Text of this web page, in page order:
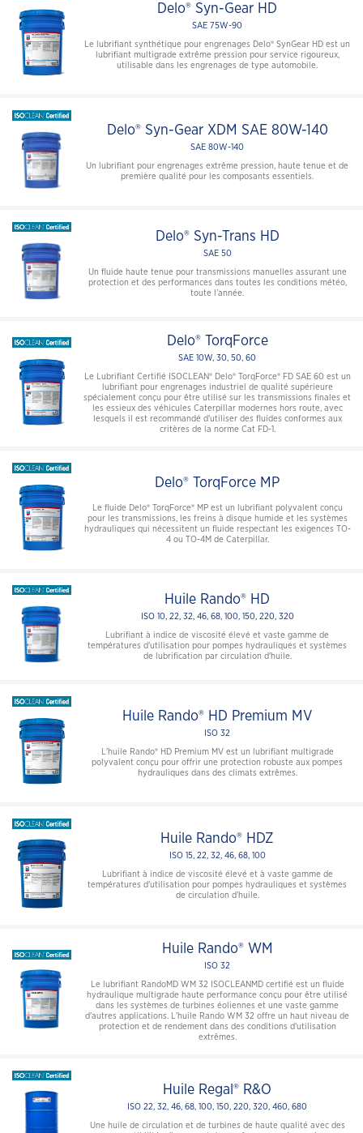
Delo® Syn-Gear HD
SAE 75W-90
Le lubrifiant synthétique pour engrenages Delo® SynGear HD est un
lubrifiant multigrade extrême pression pour service rigoureux,
utilisable dans les engrenages de type automobile.
Delo® Syn-Gear XDM SAE 80W-140
SAE 80W-140
Un lubrifiant pour engrenages extrême pression, haute tenue et de
première qualité pour les composants essentiels.
Delo® Syn-Trans HD
SAE 50
Un fluide haute tenue pour transmissions manuelles assurant une
protection et des performances dans toutes les conditions météo,
toute l’année.
Delo® TorqForce
SAE 10W, 30, 50, 60
Le Lubrifiant Certifié ISOCLEAN® Delo® TorqForce® FD SAE 60 est un
lubrifiant pour engrenages industriel de qualité supérieure
spécialement conçu pour être utilisé sur les transmissions finales et
les essieux des véhicules Caterpillar modernes hors route, avec
lesquels il est recommandé d'utiliser des fluides conformes aux
critères de la norme Cat FD-1.
Delo® TorqForce MP
Le fluide Delo® TorqForce® MP est un lubrifiant polyvalent conçu
pour les transmissions, les freins à disque humide et les systèmes
hydrauliques qui nécessitent un fluide respectant les exigences TO-
4 ou TO-4M de Caterpillar.
Huile Rando® HD
ISO 10, 22, 32, 46, 68, 100, 150, 220, 320
Lubrifiant à indice de viscosité élevé et vaste gamme de
températures d'utilisation pour pompes hydrauliques et systèmes
de lubrification par circulation d'huile.
Huile Rando® HD Premium MV
ISO 32
L'huile Rando® HD Premium MV est un lubrifiant multigrade
polyvalent conçu pour offrir une protection robuste aux pompes
hydrauliques dans des climats extrêmes.
Huile Rando® HDZ
ISO 15, 22, 32, 46, 68, 100
Lubrifiant à indice de viscosité élevé et à vaste gamme de
températures d'utilisation pour pompes hydrauliques et systèmes
de circulation d'huile.
Huile Rando® WM
ISO 32
Le lubrifiant RandoMD WM 32 ISOCLEANMD certifié est un fluide
hydraulique multigrade haute performance conçu pour être utilisé
dans les systèmes de turbines éoliennes et une vaste gamme
d'autres applications. L'huile Rando WM 32 offre un haut niveau de
protection et de rendement dans des conditions d'utilisation
extrêmes.
Huile Regal® R&O
ISO 22, 32, 46, 68, 100, 150, 220, 320, 460, 680
Une huile de circulation et de turbines de haute qualité avec des